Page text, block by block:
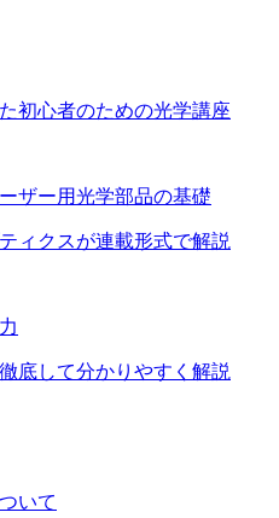
初心者のための光学講座
ザー用光学部品の基礎
ィクスが連載形式で解説
底して分かりやすく解説
いて